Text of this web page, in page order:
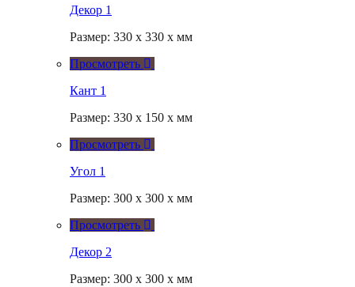
Декор 1
Размер: 330 x 330 x мм
Просмотреть
Кант 1
Размер: 330 x 150 x мм
Просмотреть
Угол 1
Размер: 300 x 300 x мм
Просмотреть
Декор 2
Размер: 300 x 300 x мм